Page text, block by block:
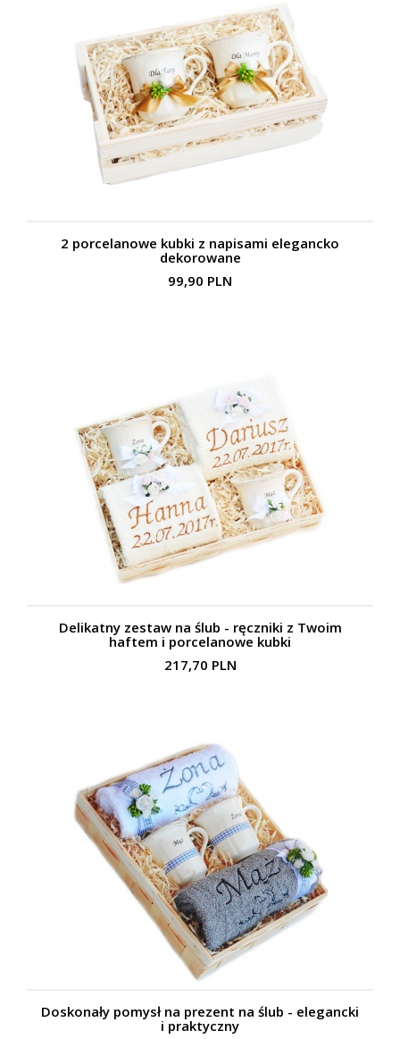
2 porcelanowe kubki z napisami elegancko
dekorowane
99,90 PLN
Delikatny zestaw na ślub - ręczniki z Twoim
haftem i porcelanowe kubki
217,70 PLN
Doskonały pomysł na prezent na ślub - elegancki
i praktyczny